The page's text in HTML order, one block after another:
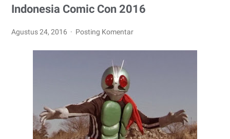
Indonesia Comic Con 2016
Agustus 24, 2016 Posting Komentar